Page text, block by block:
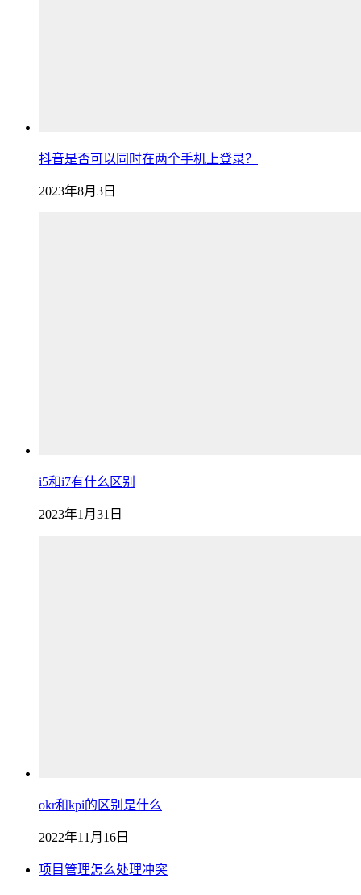
抖音是否可以同时在两个手机上登录？
2023年8月3日
i5和i7有什么区别
2023年1月31日
okr和kpi的区别是什么
2022年11月16日
项目管理怎么处理冲突